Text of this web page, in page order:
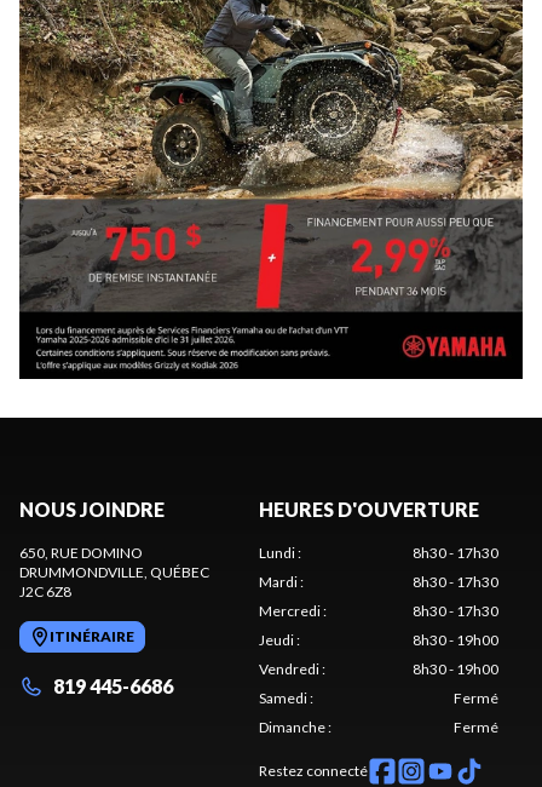
NOUS JOINDRE
650, RUE DOMINO
DRUMMONDVILLE, QUÉBEC
J2C 6Z8
ITINÉRAIRE
819 445-6686
HEURES D'OUVERTURE
Lundi:
8h30 - 17h30
Mardi:
8h30 - 17h30
Mercredi:
8h30 - 17h30
Jeudi:
8h30 - 19h00
Vendredi:
8h30 - 19h00
Samedi:
Fermé
Dimanche: Fermé
Restez connecté